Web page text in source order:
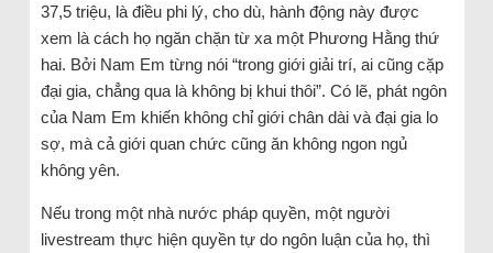
37,5 triệu, là điều phi lý, cho dù, hành động này được
xem là cách họ ngăn chặn từ xa một Phương Hằng thứ
hai. Bởi Nam Em từng nói “trong giới giải trí, ai cũng cặp
đại gia, chẳng qua là không bị khui thôi”. Có lẽ, phát ngôn
của Nam Em khiến không chỉ giới chân dài và đại gia lo
sợ, mà cả giới quan chức cũng ăn không ngon ngủ
không yên.
Nếu trong một nhà nước pháp quyền, một người
livestream thực hiện quyền tự do ngôn luận của họ, thì